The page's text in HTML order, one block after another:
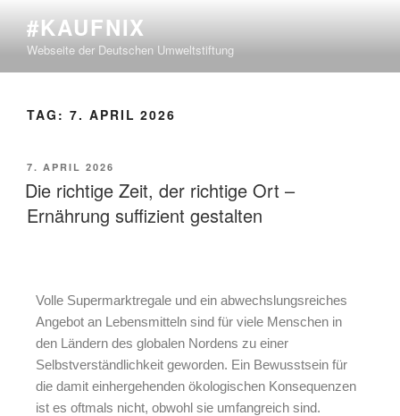
#KAUFNIX
Webseite der Deutschen Umweltstiftung
TAG: 7. APRIL 2026
7. APRIL 2026
Die richtige Zeit, der richtige Ort –
Ernährung suffizient gestalten
Volle Supermarktregale und ein abwechslungsreiches
Angebot an Lebensmitteln sind für viele Menschen in
den Ländern des globalen Nordens zu einer
Selbstverständlichkeit geworden. Ein Bewusstsein für
die damit einhergehenden ökologischen Konsequenzen
ist es oftmals nicht, obwohl sie umfangreich sind.